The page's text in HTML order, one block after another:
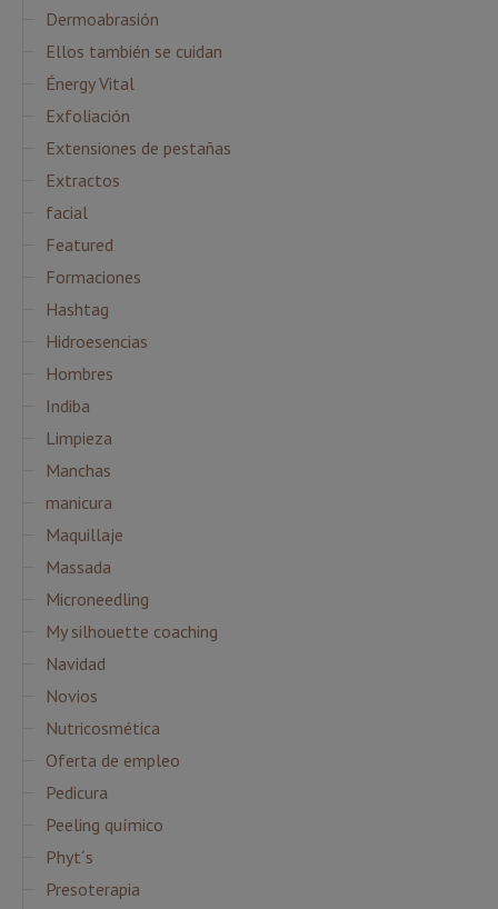
Dermoabrasión
Ellos también se cuidan
Énergy Vital
Exfoliación
Extensiones de pestañas
Extractos
facial
Featured
Formaciones
Hashtag
Hidroesencias
Hombres
Indiba
Limpieza
Manchas
manicura
Maquillaje
Massada
Microneedling
My silhouette coaching
Navidad
Novios
Nutricosmética
Oferta de empleo
Pedicura
Peeling químico
Phyt´s
Presoterapia